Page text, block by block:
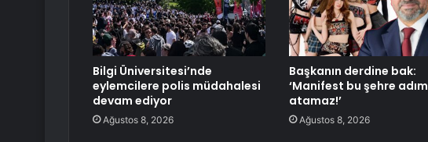
Bilgi Üniversitesi’nde
eylemcilere polis müdahalesi
devam ediyor
Ağustos 8, 2026
Başkanın derdine bak:
‘Manifest bu şehre adım
atamaz!’
Ağustos 8, 2026